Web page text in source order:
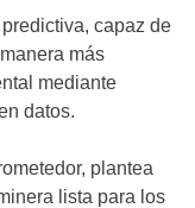
capaz de
más
mediante
datos.
plantea
lista para los